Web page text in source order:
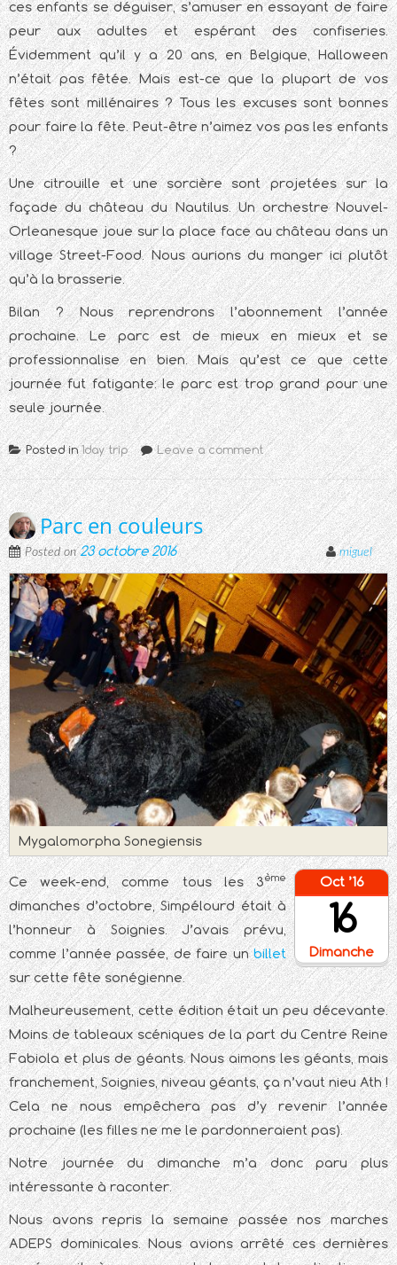
ces enfants se déguiser, s’amuser en essayant de faire
peur aux adultes et espérant des confiseries.
Évidemment qu’il y a 20 ans, en Belgique, Halloween
n’était pas fêtée. Mais est-ce que la plupart de vos
fêtes sont millénaires ? Tous les excuses sont bonnes
pour faire la fête. Peut-être n’aimez vos pas les enfants
?
Une citrouille et une sorcière sont projetées sur la
façade du château du Nautilus. Un orchestre Nouvel-
Orleanesque joue sur la place face au château dans un
village Street-Food. Nous aurions du manger ici plutôt
qu’à la brasserie.
Bilan ? Nous reprendrons l’abonnement l’année
prochaine. Le parc est de mieux en mieux et se
professionnalise en bien. Mais qu’est ce que cette
journée fut fatigante: le parc est trop grand pour une
seule journée.
Posted in1day trip Leave a comment
Parc en couleurs
Posted on23 octobre 2016 miguel
Mygalomorpha Sonegiensis
Dimanche
Oct ’16
16
Ce week-end, comme tous les 3ème
dimanches d’octobre, Simpélourd était à
l’honneur à Soignies. J’avais prévu,
comme l’année passée, de faire unbillet
sur cette fête sonégienne.
Malheureusement, cette édition était un peu décevante.
Moins de tableaux scéniques de la part du Centre Reine
Fabiola et plus de géants. Nous aimons les géants, mais
franchement, Soignies, niveau géants, ça n’vaut nieu Ath !
Cela ne nous empêchera pas d’y revenir l’année
prochaine (les filles ne me le pardonneraient pas).
Notre journée du dimanche m’a donc paru plus
intéressante à raconter.
Nous avons repris la semaine passée nos marches
ADEPS dominicales. Nous avions arrêté ces dernières